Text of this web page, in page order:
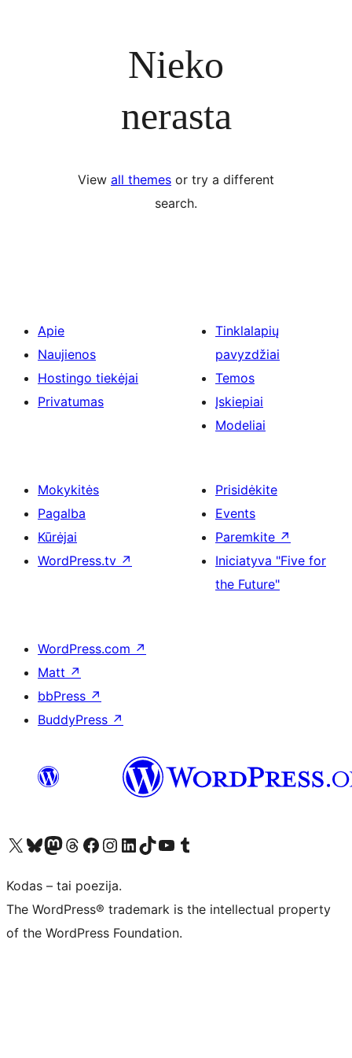
Nieko
nerasta
View all themes or try a different
search.
Apie
Naujienos
Hostingo tiekėjai
Privatumas
Tinklalapių
pavyzdžiai
Temos
Įskiepiai
Modeliai
Mokykitės
Pagalba
Kūrėjai
WordPress.tv ↗
Prisidėkite
Events
Paremkite ↗
Iniciatyva "Five for
the Future"
WordPress.com ↗
Matt ↗
bbPress ↗
BuddyPress ↗
Visit our X (formerly Twitter) account
Apsilankykite mūsų Bluesky paskyroje
Visit our Mastodon account
Apsilankykite mūsų Threads paskyroje
Visit our Facebook page
Visit our Instagram account
Visit our LinkedIn account
Apsilankykite mūsų TikTok paskyroje
Visit our YouTube channel
Apsilankykite mūsų Tumblr paskyroje
Kodas – tai poezija.
The WordPress® trademark is the intellectual property
of the WordPress Foundation.